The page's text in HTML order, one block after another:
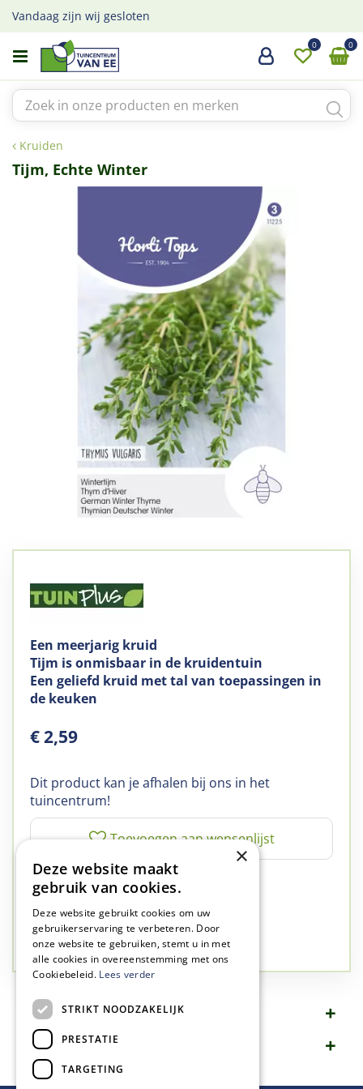
a
Kruiden
Vandaag zijn wij gesloten
Tijm, Echte Winter
Een meerjarig kruid
Tijm is onmisbaar in de kruidentuin
Een geliefd kruid met tal van toepassingen in
de keuken
€2,59
Dit product kan je afhalen bij ons in het
tuincentrum!
✅A-kwaliteit planten
✅77 jaar familie bedrijf
✅Groen, dat is wat we doen
Omschrijving
Specificaties
×
Deze website maakt
gebruik van cookies.
Deze website gebruikt cookies om uw
gebruikerservaring te verbeteren. Door
onze website te gebruiken, stemt u in met
alle cookies in overeenstemming met ons
Cookiebeleid. Lees verder
STRIKT NOODZAKELIJK
PRESTATIE
TARGETING